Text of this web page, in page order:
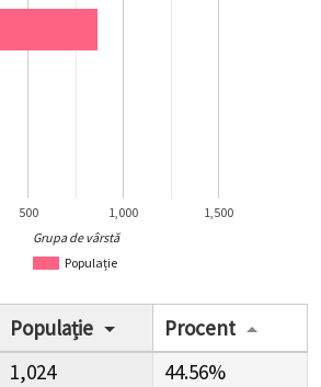
Populație
500 1,000 1,500
Grupa de vârstă
Populație
Procent
1,024
44.56%